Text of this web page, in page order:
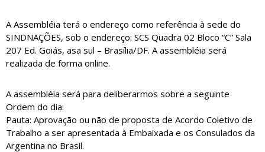
A Assembléia terá o endereço como referência à sede do
SINDNAÇÕES, sob o endereço: SCS Quadra 02 Bloco “C” Sala
207 Ed. Goiás, asa sul – Brasília/DF. A assembléia será
realizada de forma online.
A assembléia será para deliberarmos sobre a seguinte
Ordem do dia:
Pauta: Aprovação ou não de proposta de Acordo Coletivo de
Trabalho a ser apresentada à Embaixada e os Consulados da
Argentina no Brasil.